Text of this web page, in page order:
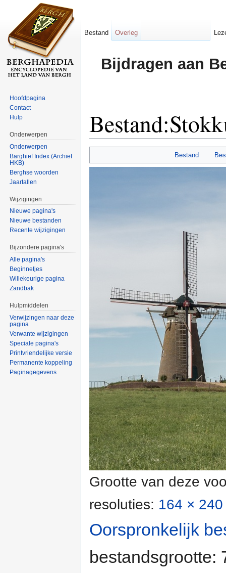
Bijdragen aan
Bestand
Grootte van deze
resoluties: 164 ×
Oorspronkelijk
bestandsgrootte:
Bestand Overleg
Hoofdpagina
Contact
Hulp
Onderwerpen
Onderwerpen
Barghief Index (Archief
HKB)
Berghse woorden
Jaartallen
Wijzigingen
Nieuwe pagina's
Nieuwe bestanden
Recente wijzigingen
Bijzondere pagina's
Alle pagina's
Beginnetjes
Willekeurige pagina
Zandbak
Hulpmiddelen
Verwijzingen naar deze
pagina
Verwante wijzigingen
Speciale pagina's
Printvriendelijke versie
Permanente koppeling
Paginagegevens